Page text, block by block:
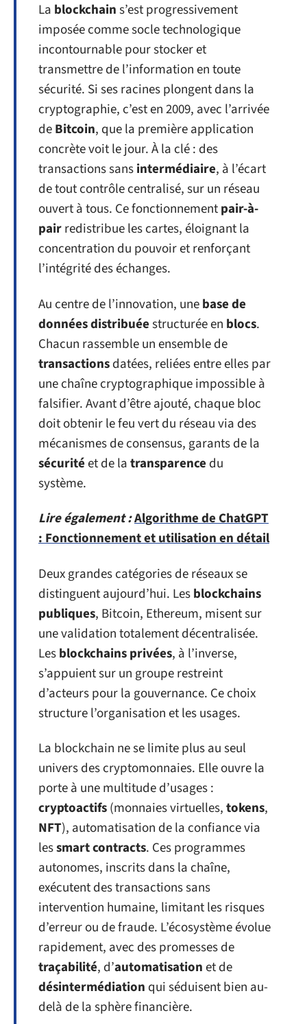
La blockchains’est progressivement
imposée comme socle technologique
incontournable pour stocker et
transmettre de l’information en toute
sécurité. Si ses racines plongent dans la
cryptographie, c’est en 2009, avec l’arrivée
deBitcoin, que la première application
concrète voit le jour. À la clé : des
transactions sansintermédiaire, à l’écart
de tout contrôle centralisé, sur un réseau
ouvert à tous. Ce fonctionnementpair-à-
pairredistribue les cartes, éloignant la
concentration du pouvoir et renforçant
l’intégrité des échanges.
Au centre de l’innovation, unebase de
données distribuéestructurée en blocs.
Chacun rassemble un ensemble de
transactionsdatées, reliées entre elles par
une chaîne cryptographique impossible à
falsifier. Avant d’être ajouté, chaque bloc
doit obtenir le feu vert du réseau via des
mécanismes de consensus, garants de la
sécuritéet de latransparence du
système.
Lire également :Algorithme de ChatGPT
: Fonctionnement et utilisation en détail
Deux grandes catégories de réseaux se
distinguent aujourd’hui. Lesblockchains
publiques, Bitcoin, Ethereum, misent sur
une validation totalement décentralisée.
Lesblockchains privées, à l’inverse,
s’appuient sur un groupe restreint
d’acteurs pour la gouvernance. Ce choix
structure l’organisation et les usages.
La blockchain ne se limite plus au seul
univers des cryptomonnaies. Elle ouvre la
porte à une multitude d’usages :
cryptoactifs(monnaies virtuelles,tokens,
NFT), automatisation de la confiance via
lessmart contracts. Ces programmes
autonomes, inscrits dans la chaîne,
exécutent des transactions sans
intervention humaine, limitant les risques
d’erreur ou de fraude. L’écosystème évolue
rapidement, avec des promesses de
traçabilité, d’automatisationet de
désintermédiation qui séduisent bien au-
delà de la sphère financière.